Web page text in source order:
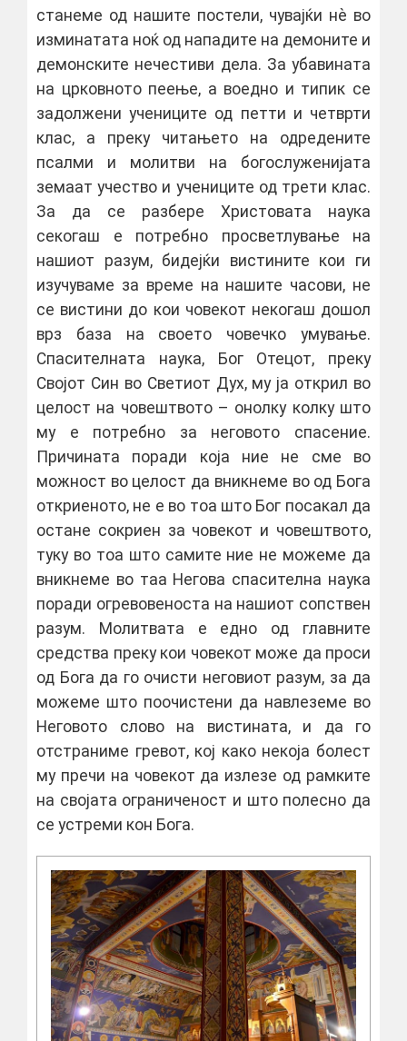
станеме од нашите постели, чувајќи нѐ во
изминатата ноќ од нападите на демоните и
демонските нечестиви дела. За убавината
на црковното пеење, а воедно и типик се
задолжени учениците од петти и четврти
клас, а преку читањето на одредените
псалми и молитви на богослуженијата
земаат учество и учениците од трети клас.
За да се разбере Христовата наука
секогаш е потребно просветлување на
нашиот разум, бидејќи вистините кои ги
изучуваме за време на нашите часови, не
се вистини до кои човекот некогаш дошол
врз база на своето човечко умување.
Спасителната наука, Бог Отецот, преку
Својот Син во Светиот Дух, му ја открил во
целост на човештвото – онолку колку што
му е потребно за неговото спасение.
Причината поради која ние не сме во
можност во целост да вникнеме во од Бога
откриеното, не е во тоа што Бог посакал да
остане сокриен за човекот и човештвото,
туку во тоа што самите ние не можеме да
вникнеме во таа Негова спасителна наука
поради огревовеноста на нашиот сопствен
разум. Молитвата е едно од главните
средства преку кои човекот може да проси
од Бога да го очисти неговиот разум, за да
можеме што поочистени да навлеземе во
Неговото слово на вистината, и да го
отстраниме гревот, кој како некоја болест
му пречи на човекот да излезе од рамките
на својата ограниченост и што полесно да
се устреми кон Бога.